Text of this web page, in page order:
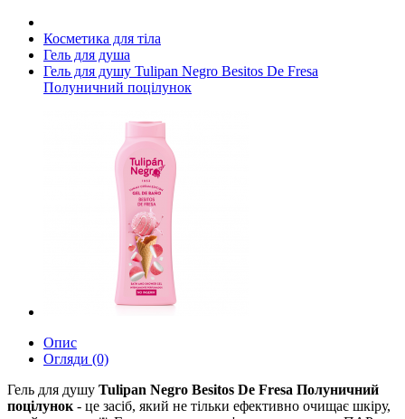
Косметика для тіла
Гель для душа
Гель для душу Tulipan Negro Besitos De Fresa
Полуничний поцілунок
Опис
Огляди (0)
Гель для душу Tulipan Negro Besitos De Fresa Полуничний
поцілунок - це засіб, який не тільки ефективно очищає шкіру,